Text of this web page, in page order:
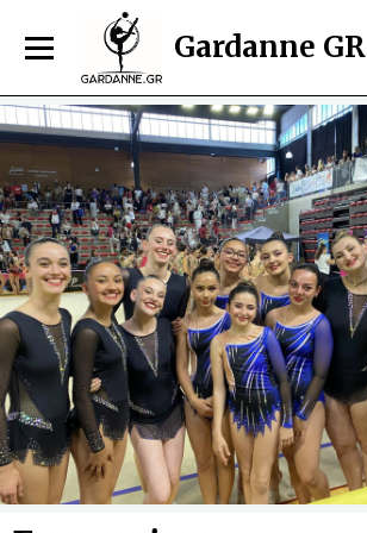
Gardanne GR